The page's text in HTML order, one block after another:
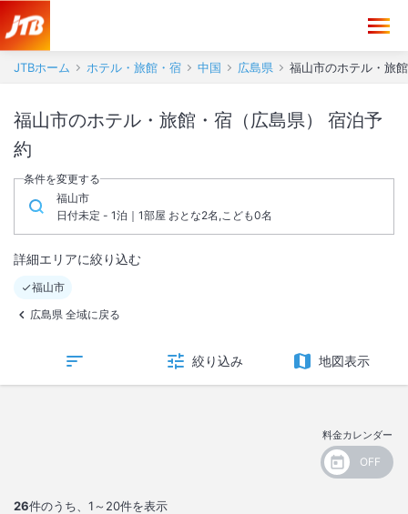
JTBホーム ホテル・旅館・宿 中国 広島県 福山市のホテル・旅
福山市のホテル・旅館・宿（広島県） 宿泊予
約
条件を変更する
福山市
日付未定 - 1泊｜1部屋 おとな2名,こども0名
詳細エリアに絞り込む
福山市
広島県 全域に戻る
絞り込み 地図表示
料金カレンダー
26件のうち、 1～20件を表示